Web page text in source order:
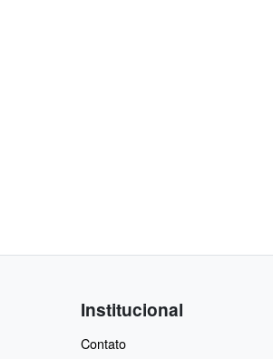
Institucional
Contato